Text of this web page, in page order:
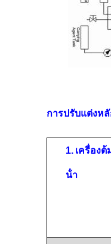
การปรับแต่งห
1. เครื่องต้
น้ํา